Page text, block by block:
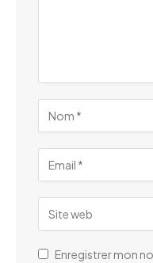
Enregistrer mon